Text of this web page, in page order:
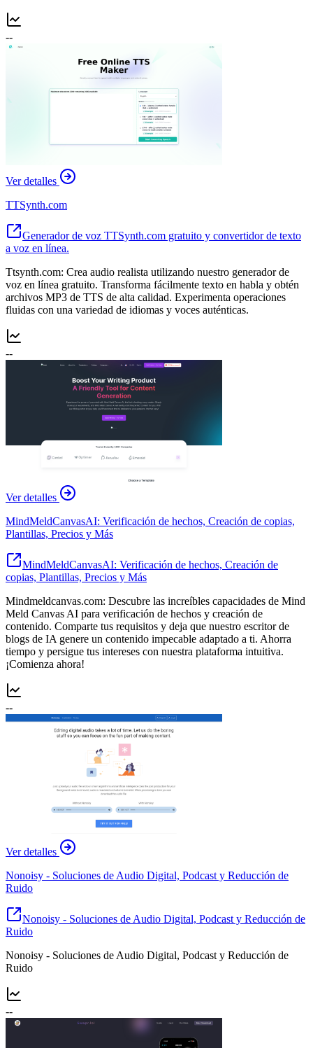
--
Ver detalles
TTSynth.com
Generador de voz TTSynth.com gratuito y convertidor de texto
a voz en línea.
Ttsynth.com: Crea audio realista utilizando nuestro generador de
voz en línea gratuito. Transforma fácilmente texto en habla y obtén
archivos MP3 de TTS de alta calidad. Experimenta operaciones
fluidas con una variedad de idiomas y voces auténticas.
--
Ver detalles
MindMeldCanvasAI: Verificación de hechos, Creación de copias,
Plantillas, Precios y Más
MindMeldCanvasAI: Verificación de hechos, Creación de
copias, Plantillas, Precios y Más
Mindmeldcanvas.com: Descubre las increíbles capacidades de Mind
Meld Canvas AI para verificación de hechos y creación de
contenido. Comparte tus requisitos y deja que nuestro escritor de
blogs de IA genere un contenido impecable adaptado a ti. Ahorra
tiempo y persigue tus intereses con nuestra plataforma intuitiva.
¡Comienza ahora!
--
Ver detalles
Nonoisy - Soluciones de Audio Digital, Podcast y Reducción de
Ruido
Nonoisy - Soluciones de Audio Digital, Podcast y Reducción de
Ruido
Nonoisy - Soluciones de Audio Digital, Podcast y Reducción de
Ruido
--